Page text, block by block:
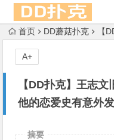
首页 DD蘑菇扑克 【
【DD扑克】王志
他的恋爱史有意外
A+
摘要